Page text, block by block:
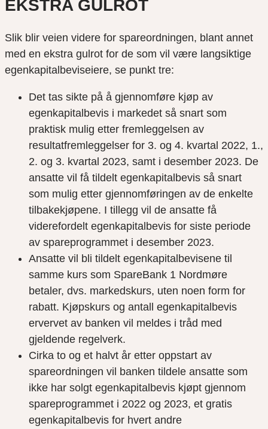
EKSTRA GULROT
Slik blir veien videre for spareordningen, blant annet
med en ekstra gulrot for de som vil være langsiktige
egenkapitalbeviseiere, se punkt tre:
Det tas sikte på å gjennomføre kjøp av
egenkapitalbevis i markedet så snart som
praktisk mulig etter fremleggelsen av
resultatfremleggelser for 3. og 4. kvartal 2022, 1.,
2. og 3. kvartal 2023, samt i desember 2023. De
ansatte vil få tildelt egenkapitalbevis så snart
som mulig etter gjennomføringen av de enkelte
tilbakekjøpene. I tillegg vil de ansatte få
viderefordelt egenkapitalbevis for siste periode
av spareprogrammet i desember 2023.
Ansatte vil bli tildelt egenkapitalbevisene til
samme kurs som SpareBank 1 Nordmøre
betaler, dvs. markedskurs, uten noen form for
rabatt. Kjøpskurs og antall egenkapitalbevis
ervervet av banken vil meldes i tråd med
gjeldende regelverk.
Cirka to og et halvt år etter oppstart av
spareordningen vil banken tildele ansatte som
ikke har solgt egenkapitalbevis kjøpt gjennom
spareprogrammet i 2022 og 2023, et gratis
egenkapitalbevis for hvert andre